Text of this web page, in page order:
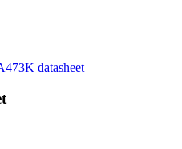
datasheet